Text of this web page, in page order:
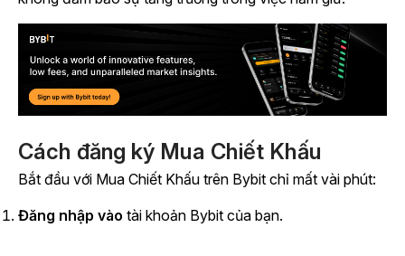
Cách đăng ký Mua Chiết Khấu
Bắt đầu với Mua Chiết Khấu trên Bybit chỉ mất vài phút:
Đăng nhập vào tài khoản Bybit của bạn.